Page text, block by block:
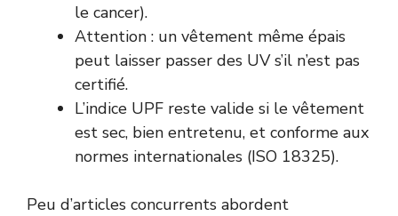
le cancer).
Attention : un vêtement même épais
peut laisser passer des UV s’il n’est pas
certifié.
L’indice UPF reste valide si le vêtement
est sec, bien entretenu, et conforme aux
normes internationales (ISO 18325).
Peu d’articles concurrents abordent